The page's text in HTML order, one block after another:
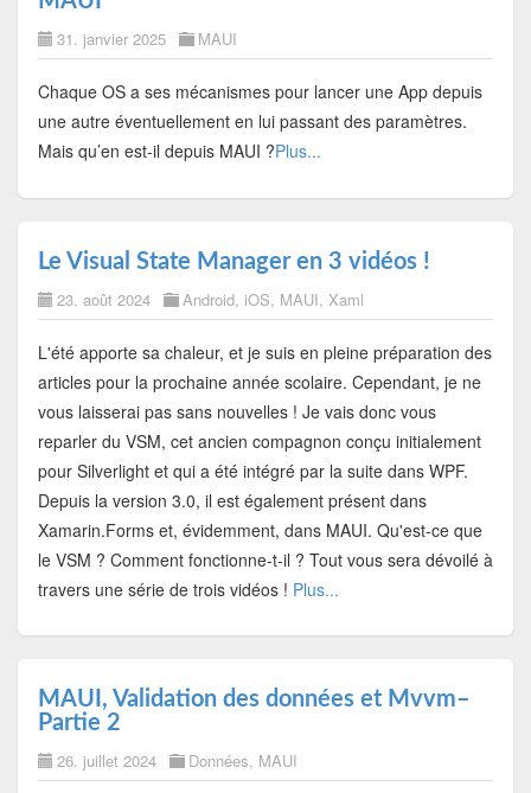
31. janvier 2025 MAUI
Chaque OS a ses mécanismes pour lancer une App depuis
une autre éventuellement en lui passant des paramètres.
Mais qu’en est-il depuis MAUI ?Plus...
Le Visual State Manager en 3 vidéos !
23. août 2024 Android, iOS, MAUI, Xaml
L'été apporte sa chaleur, et je suis en pleine préparation des
articles pour la prochaine année scolaire. Cependant, je ne
vous laisserai pas sans nouvelles ! Je vais donc vous
reparler du VSM, cet ancien compagnon conçu initialement
pour Silverlight et qui a été intégré par la suite dans WPF.
Depuis la version 3.0, il est également présent dans
Xamarin.Forms et, évidemment, dans MAUI. Qu'est-ce que
le VSM ? Comment fonctionne-t-il ? Tout vous sera dévoilé à
travers une série de trois vidéos ! Plus...
MAUI, Validation des données et Mvvm–
Partie 2
26. juillet 2024 Données, MAUI